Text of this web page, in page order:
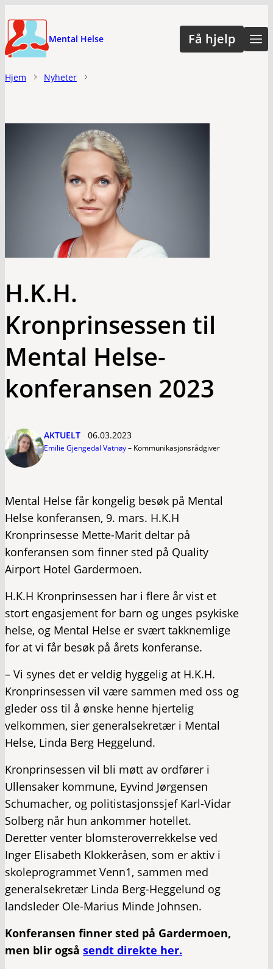
til
hovedinnhold
Mental Helse Få hjelp
Hjem Nyheter
H.K.H.
Kronprinsessen til
Mental Helse-
konferansen 2023
AKTUELT 06.03.2023
Emilie Gjengedal Vatnøy– Kommunikasjonsrådgiver
Mental Helse får kongelig besøk på Mental
Helse konferansen, 9. mars. H.K.H
Kronprinsesse Mette-Marit deltar på
konferansen som finner sted på Quality
Airport Hotel Gardermoen.
H.K.H Kronprinsessen har i flere år vist et
stort engasjement for barn og unges psykiske
helse, og Mental Helse er svært takknemlige
for at vi får besøk på årets konferanse.
– Vi synes det er veldig hyggelig at H.K.H.
Kronprinsessen vil være sammen med oss og
gleder oss til å ønske henne hjertelig
velkommen, sier generalsekretær i Mental
Helse, Linda Berg Heggelund.
Kronprinsessen vil bli møtt av ordfører i
Ullensaker kommune, Eyvind Jørgensen
Schumacher, og politistasjonssjef Karl-Vidar
Solberg når hun ankommer hotellet.
Deretter venter blomsteroverrekkelse ved
Inger Elisabeth Klokkeråsen, som er aktiv i
skoleprogrammet Venn1, sammen med
generalsekretær Linda Berg-Heggelund og
landsleder Ole-Marius Minde Johnsen.
Konferansen finner sted på Gardermoen,
men blir også sendt direkte her.